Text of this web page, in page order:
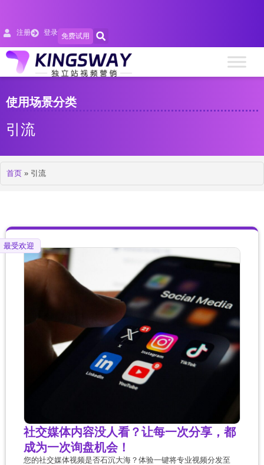
注册 登录 免费试用
使用场景分类
引流
首页 » 引流
社交媒体内容没人看？让每一次分享，都
成为一次询盘机会！
您的社交媒体视频是否石沉大海？体验一键将专业视频分发至
最受欢迎